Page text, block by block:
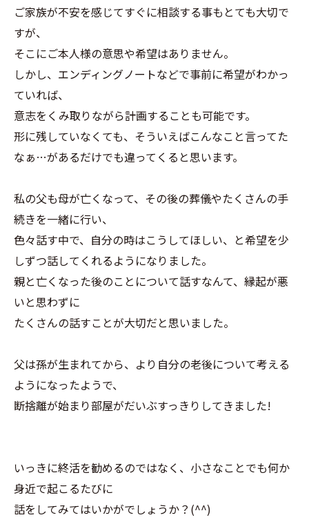
ご家族が不安を感じてすぐに相談する事もとても大切で
すが、
そこにご本人様の意思や希望はありません。
しかし、エンディングノートなどで事前に希望がわかっ
ていれば、
意志をくみ取りながら計画することも可能です。
形に残していなくても、そういえばこんなこと言ってた
なぁ…があるだけでも違ってくると思います。
私の父も母が亡くなって、その後の葬儀やたくさんの手
続きを一緒に行い、
色々話す中で、自分の時はこうしてほしい、と希望を少
しずつ話してくれるようになりました。
親と亡くなった後のことについて話すなんて、縁起が悪
いと思わずに
たくさんの話すことが大切だと思いました。
父は孫が生まれてから、より自分の老後について考える
ようになったようで、
断捨離が始まり部屋がだいぶすっきりしてきました!
いっきに終活を勧めるのではなく、小さなことでも何か
身近で起こるたびに
話をしてみてはいかがでしょうか？(^^)